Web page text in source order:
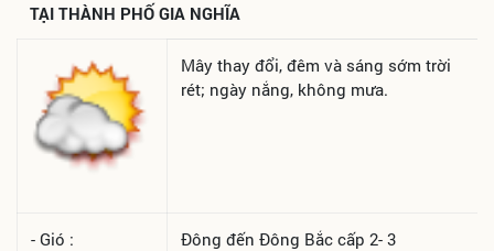
TẠI THÀNH PHỐ GIA NGHĨA
Mây thay đổi, đêm và sáng sớm trời
rét; ngày nắng, không mưa.
- Gió : Đông đến Đông Bắc cấp 2- 3